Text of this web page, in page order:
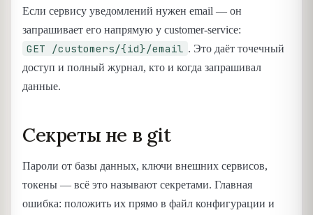
Если сервису уведомлений нужен email — он
запрашивает его напрямую у customer-service:
GET /customers/{id}/email . Это даёт точечный
доступ и полный журнал, кто и когда запрашивал
данные.
Секреты не в git
Пароли от базы данных, ключи внешних сервисов,
токены — всё это называют секретами. Главная
ошибка: положить их прямо в файл конфигурации и